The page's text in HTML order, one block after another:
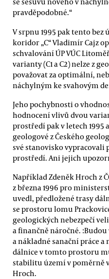
pravděpodobné.“
V srpnu 1995 pak tento
koridor „C“ Vladimír Cajz
schvalování ÚP VÚC
varianty (C1 a C2) nelze z
považovat za optimální,
náchylným ke svahovým
Jeho pochybnosti o
hodnocení vlivů dvou
prostředí pak v letech 1995
geologové z Českého
své stanovisko
prostředí. Ani jejich
Například Zdeněk Hroch z
z března 1996 pro
uvedl, předložené trasy
se prostoru lomu
geologických nebezpečí
a finančně náročné.
a nákladné sanační práce a
dálnice v tomto prostoru
stabilitu území v poměrně
Hroch.